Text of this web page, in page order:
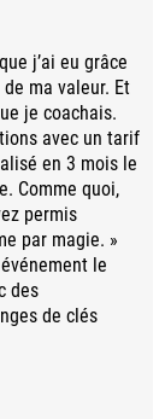
j’ai eu grâce
ma valeur. Et
je coachais.
avec un tarif
en 3 mois le
Comme quoi,
permis
par magie. »
le
des
de clés